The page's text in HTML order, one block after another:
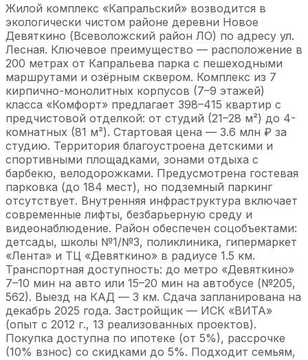
Жилой комплекс «Капральский» возводится в
экологически чистом районе деревни Новое
Девяткино (Всеволожский район ЛО) по адресу ул.
Лесная. Ключевое преимущество — расположение в
200 метрах от Капральева парка с пешеходными
маршрутами и озёрным сквером. Комплекс из 7
кирпично-монолитных корпусов (7–9 этажей)
класса «Комфорт» предлагает 398–415 квартир с
предчистовой отделкой: от студий (21–28 м²) до 4-
комнатных (81 м²). Стартовая цена — 3.6 млн ₽ за
студию. Территория благоустроена детскими и
спортивными площадками, зонами отдыха с
барбекю, велодорожками. Предусмотрена гостевая
парковка (до 184 мест), но подземный паркинг
отсутствует. Внутренняя инфраструктура включает
современные лифты, безбарьерную среду и
видеонаблюдение. Район обеспечен соцобъектами:
детсады, школы №1/№3, поликлиника, гипермаркет
«Лента» и ТЦ «Девяткино» в радиусе 1.5 км.
Транспортная доступность: до метро «Девяткино»
7–10 мин на авто или 15–20 мин на автобусе (№205,
562). Выезд на КАД — 3 км. Сдача запланирована на
декабрь 2025 года. Застройщик — ИСК «ВИТА»
(опыт с 2012 г., 13 реализованных проектов).
Покупка доступна по ипотеке (от 5%), рассрочке
(10% взнос) со скидками до 5%. Подходит семьям,